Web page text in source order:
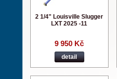
2 1/4" Louisville Slugger
LXT 2025 -11
9 950 Kč
detail